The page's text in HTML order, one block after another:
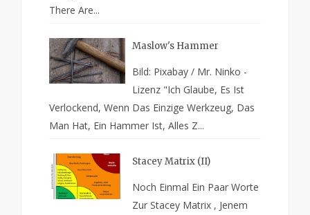
There Are...
Maslow's Hammer
Bild: Pixabay / Mr. Ninko -
Lizenz "Ich Glaube, Es Ist
Verlockend, Wenn Das Einzige Werkzeug, Das
Man Hat, Ein Hammer Ist, Alles Z...
Stacey Matrix (II)
Noch Einmal Ein Paar Worte
Zur Stacey Matrix , Jenem